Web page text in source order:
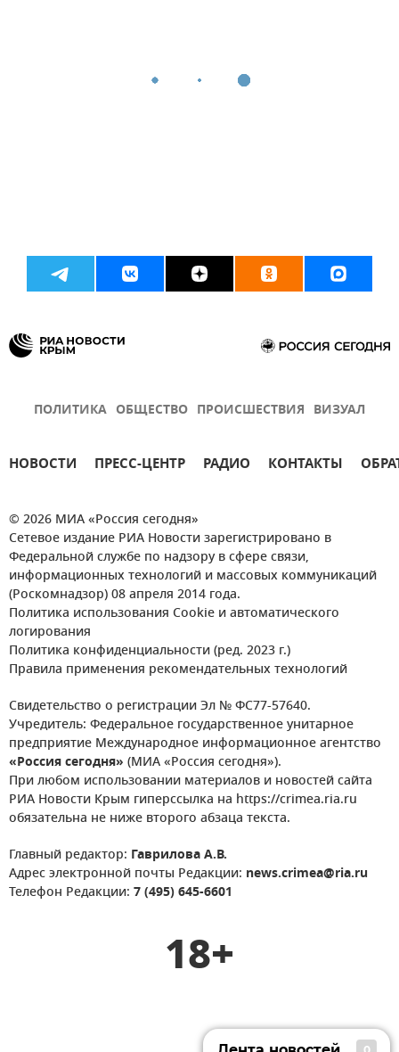
ПОЛИТИКА ОБЩЕСТВО ПРОИСШЕСТВИЯ ВИЗУАЛ
НОВОСТИ ПРЕСС-ЦЕНТР РАДИО КОНТАКТЫ
© 2026 МИА «Россия сегодня»
Сетевое издание РИА Новости зарегистрировано в
Федеральной службе по надзору в сфере связи,
информационных технологий и массовых коммуникаций
(Роскомнадзор) 08 апреля 2014 года.
Политика использования Cookie и автоматического
логирования
Политика конфиденциальности (ред. 2023 г.)
Правила применения рекомендательных технологий
Свидетельство о регистрации Эл № ФС77-57640.
Учредитель: Федеральное государственное унитарное
предприятие Международное информационное агентство
«Россия сегодня» (МИА «Россия сегодня»).
При любом использовании материалов и новостей сайта
РИА Новости Крым гиперссылка на https://crimea.ria.ru
обязательна не ниже второго абзаца текста.
Главный редактор: Гаврилова А.В.
Адрес электронной почты Редакции: news.crimea@ria.ru
Телефон Редакции: 7 (495) 645-6601
18+